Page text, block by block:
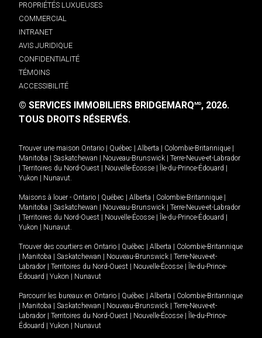
PROPRIÉTÉS LUXUEUSES
COMMERCIAL
INTRANET
AVIS JURIDIQUE
CONFIDENTIALITÉ
TÉMOINS
ACCESSIBILITÉ
© SERVICES IMMOBILIERS BRIDGEMARQMD, 2026.
TOUS DROITS RÉSERVÉS.
Trouver une maison Ontario Québec Alberta Colombie-Britannique
Manitoba
Saskatchewan Nouveau-Brunswick
Terre-Neuve-et-Labrador
Territoires du Nord-Ouest Nouvelle-Écosse Île-du-Prince-Édouard
Yukon
Nunavut.
Maisons à louer - Ontario Québec Alberta Colombie-Britannique
Manitoba
Saskatchewan Nouveau-Brunswick
Terre-Neuve-et-Labrador
Territoires du Nord-Ouest Nouvelle-Écosse Île-du-Prince-Édouard
Yukon
Nunavut.
Trouver des courtiers en Ontario Québec Alberta
Colombie-Britannique
Manitoba Saskatchewan Nouveau-Brunswick
Terre-Neuve-et-
Labrador
Territoires du Nord-Ouest Nouvelle-Écosse
Île-du-Prince-
Édouard
Yukon Nunavut
Parcourir les bureaux en Ontario Québec Alberta
Colombie-Britannique
Manitoba Saskatchewan Nouveau-Brunswick
Terre-Neuve-et-
Labrador
Territoires du Nord-Ouest Nouvelle-Écosse
Île-du-Prince-
Édouard
Yukon Nunavut